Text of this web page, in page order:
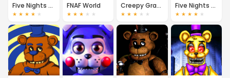
Five Nights at Freddy's
★ ★ ★ ★ ★
FNAF World
★ ★ ★ ★ ★
Creepy Granny Scary Freddy
★ ★ ★ ★ ★
Five Nights at Freddy's 2
★ ★ ★ ★ ★